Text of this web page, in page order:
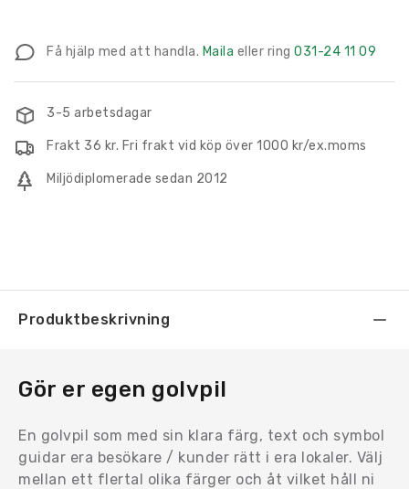
Få hjälp med att handla. Maila eller ring 031-24 11 09
3-5 arbetsdagar
Frakt 36 kr. Fri frakt vid köp över 1000 kr/ex.moms
Miljödiplomerade sedan 2012
Produktbeskrivning
Gör er egen golvpil
En golvpil som med sin klara färg, text och symbol
guidar era besökare / kunder rätt i era lokaler. Välj
mellan ett flertal olika färger och åt vilket håll ni